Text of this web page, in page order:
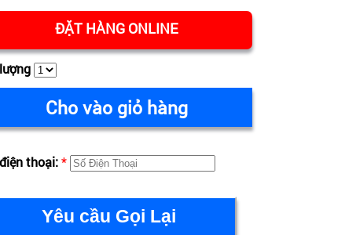
ĐẶT HÀNG ONLINE
Cho vào giỏ hàng
thoại:*